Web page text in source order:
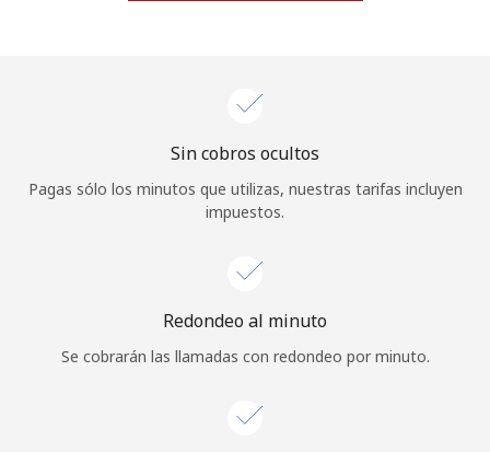
Continuar con
Sin cobros ocultos
Pagas sólo los minutos que utilizas, nuestras tarifas incluyen
impuestos.
Redondeo al minuto
Se cobrarán las llamadas con redondeo por minuto.